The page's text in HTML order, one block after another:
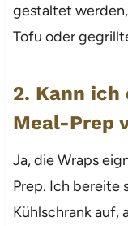
gestaltet
Tofu oder
2. Kann ich
Meal-Prep
Ja, die Wraps
Prep. Ich bereite
Kühlschrank auf,